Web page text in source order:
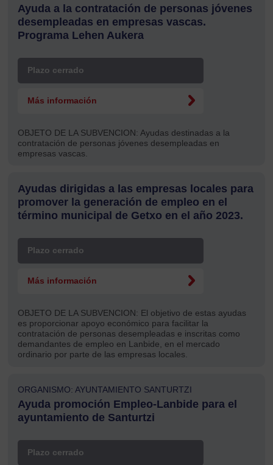
Ayuda a la contratación de personas jóvenes
desempleadas en empresas vascas.
Programa Lehen Aukera
Plazo cerrado
Más información
OBJETO DE LA SUBVENCION: Ayudas destinadas a la
contratación de personas jóvenes desempleadas en
empresas vascas.
Ayudas dirigidas a las empresas locales para
promover la generación de empleo en el
término municipal de Getxo en el año 2023.
Plazo cerrado
Más información
OBJETO DE LA SUBVENCION: El objetivo de estas ayudas
es proporcionar apoyo económico para facilitar la
contratación de personas desempleadas e inscritas como
demandantes de empleo en Lanbide, en el mercado
ordinario por parte de las empresas locales.
ORGANISMO: AYUNTAMIENTO SANTURTZI
Ayuda promoción Empleo-Lanbide para el
ayuntamiento de Santurtzi
Plazo cerrado